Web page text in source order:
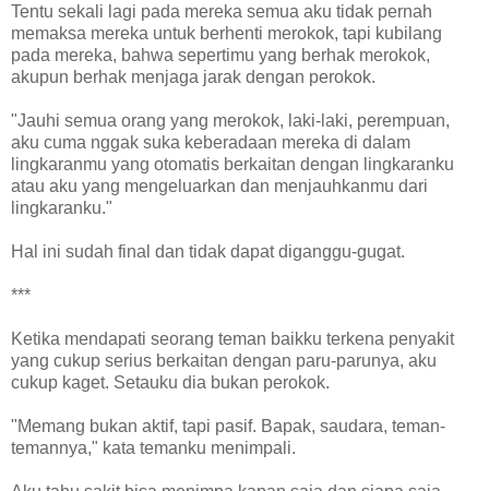
Tentu sekali lagi pada mereka semua aku tidak pernah
memaksa mereka untuk berhenti merokok, tapi kubilang
pada mereka, bahwa sepertimu yang berhak merokok,
akupun berhak menjaga jarak dengan perokok.
"Jauhi semua orang yang merokok, laki-laki, perempuan,
aku cuma nggak suka keberadaan mereka di dalam
lingkaranmu yang otomatis berkaitan dengan lingkaranku
atau aku yang mengeluarkan dan menjauhkanmu dari
lingkaranku."
Hal ini sudah final dan tidak dapat diganggu-gugat.
***
Ketika mendapati seorang teman baikku terkena penyakit
yang cukup serius berkaitan dengan paru-parunya, aku
cukup kaget. Setauku dia bukan perokok.
"Memang bukan aktif, tapi pasif. Bapak, saudara, teman-
temannya," kata temanku menimpali.